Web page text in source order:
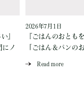
』
にノ
2026年7月1日
『ごはんのおとも
「ごはん＆パンの
Read more